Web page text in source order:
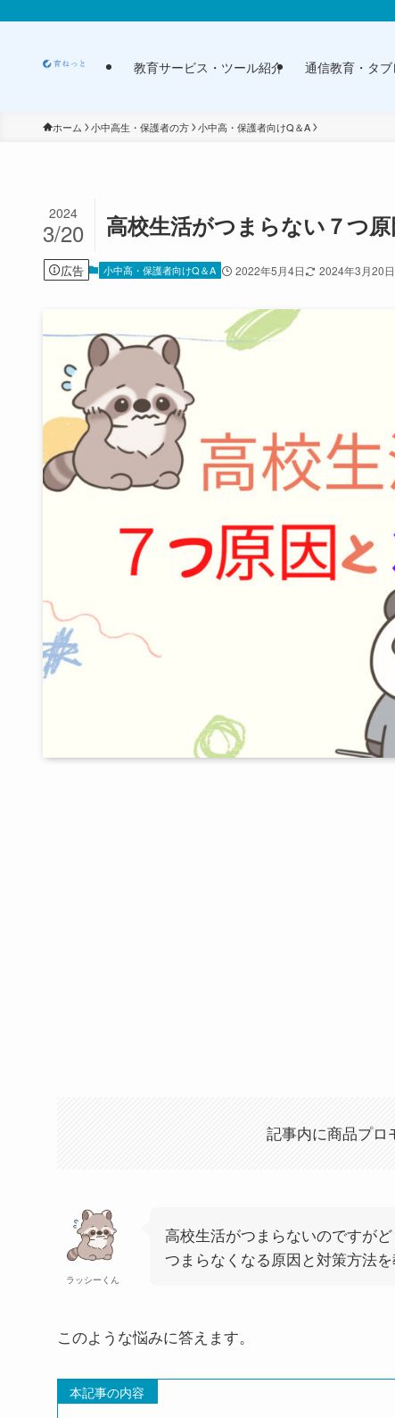
教育サービス・ツール紹介 通信教育・タ
ホーム 小中高生・保護者の方 小中高・保護者向けQ＆A
高校生活がつまらない７つ
2024
3/20
広告 小中高・保護者向けQ＆A 2022年5月4日 2024年3月20日
記事内に商品プロ
ラッシーくん
高校生活がつまらないのですが
つまらなくなる原因と対策方法を
このような悩みに答えます。
本記事の内容